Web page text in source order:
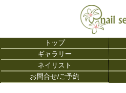
トップ
ギャラリー
ネイリスト
お問合せ/ご予約